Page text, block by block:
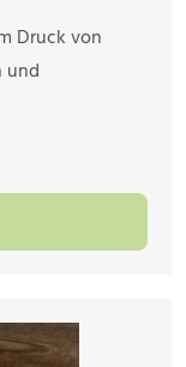
Druck von
und